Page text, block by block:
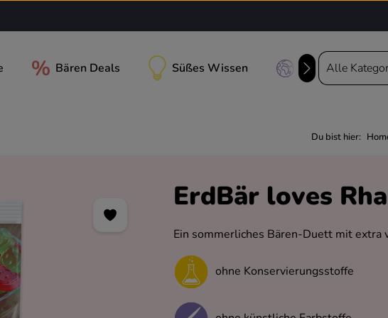
Bären Deals Süßes Wissen Unsere bärige
Alle
Du bist hier:
ErdBär loves
Ein sommerliches Bären-Duett mit extra
ohne Konservierungsstoffe